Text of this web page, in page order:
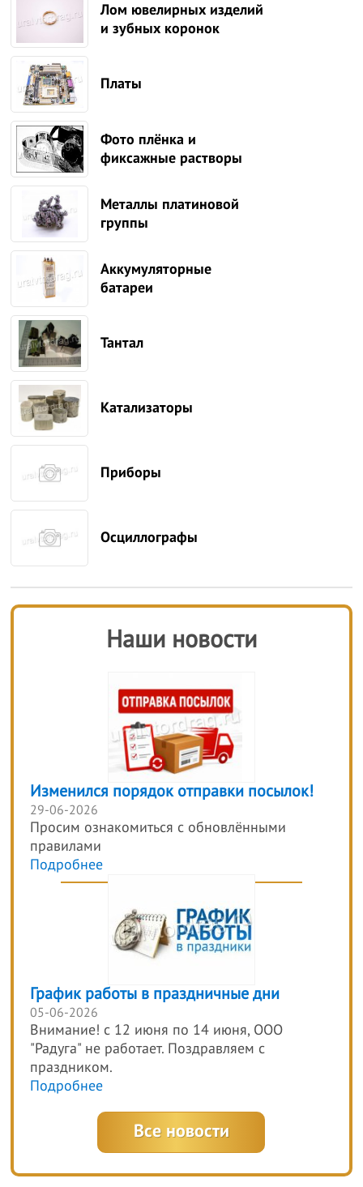
Лом ювелирных изделий
и зубных коронок
Платы
Фото плёнка и
фиксажные растворы
Металлы платиновой
группы
Аккумуляторные
батареи
Тантал
Катализаторы
Приборы
Осциллографы
Наши новости
Изменился порядок отправки посылок!
29-06-2026
Просим ознакомиться с обновлёнными
правилами
Подробнее
График работы в праздничные дни
05-06-2026
Внимание! с 12 июня по 14 июня, ООО
"Радуга" не работает. Поздравляем с
праздником.
Подробнее
Все новости